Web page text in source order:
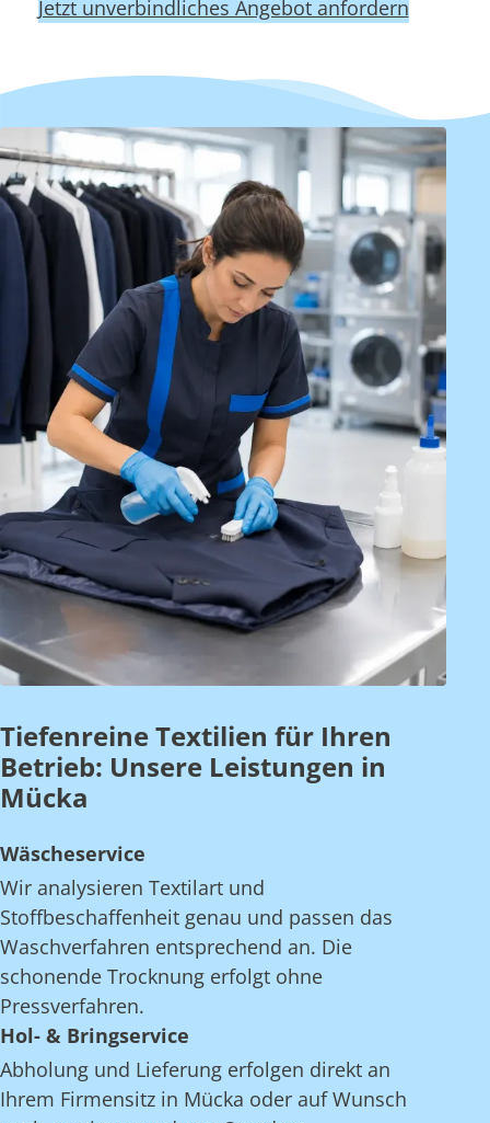
Jetzt unverbindliches Angebot anfordern
Tiefenreine Textilien für Ihren
Betrieb: Unsere Leistungen in
Mücka
Wäscheservice
Wir analysieren Textilart und
Stoffbeschaffenheit genau und passen das
Waschverfahren entsprechend an. Die
schonende Trocknung erfolgt ohne
Pressverfahren.
Hol- & Bringservice
Abholung und Lieferung erfolgen direkt an
Ihrem Firmensitz in Mücka oder auf Wunsch